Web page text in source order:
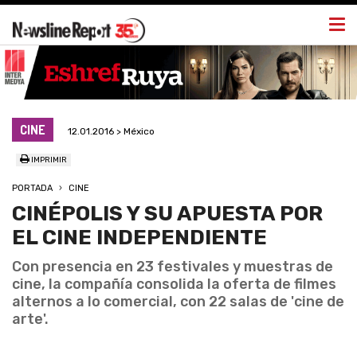
CINE 12.01.2016 > México
IMPRIMIR
PORTADA CINE
CINÉPOLIS Y SU APUESTA POR
EL CINE INDEPENDIENTE
Con presencia en 23 festivales y muestras de
cine, la compañía consolida la oferta de filmes
alternos a lo comercial, con 22 salas de 'cine de
arte'.